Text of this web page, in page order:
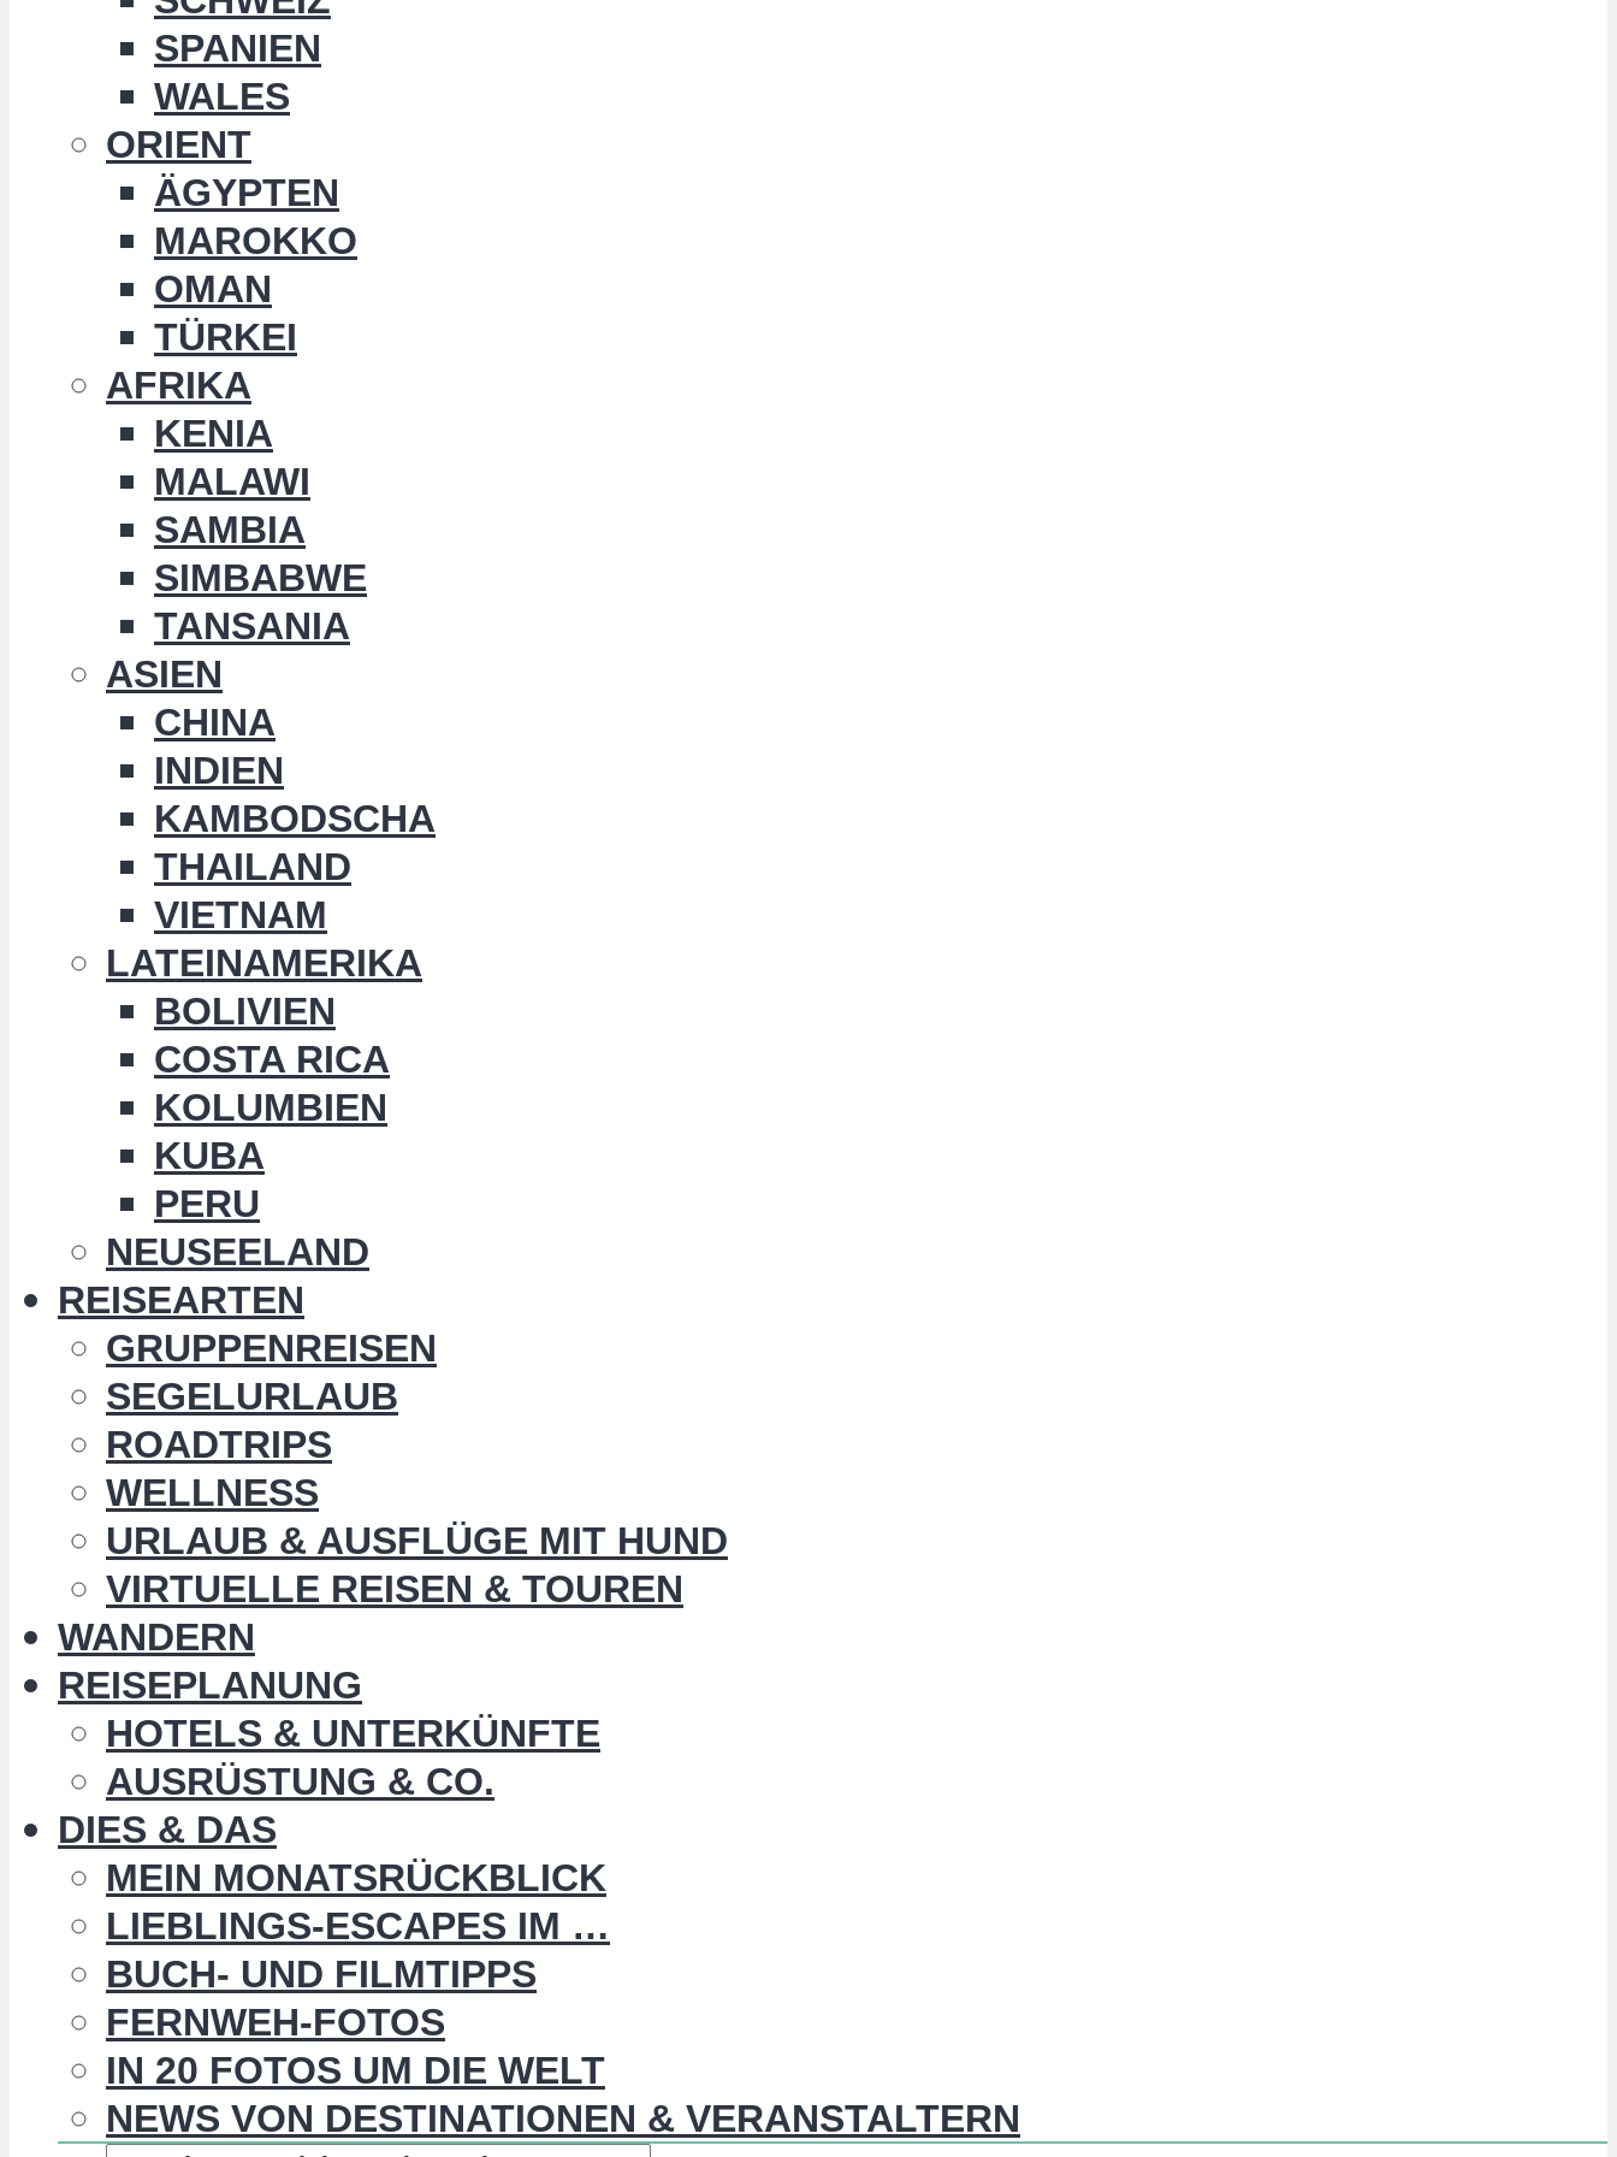
SPANIEN
WALES
ORIENT
ÄGYPTEN
MAROKKO
OMAN
TÜRKEI
AFRIKA
KENIA
MALAWI
SAMBIA
SIMBABWE
TANSANIA
ASIEN
CHINA
INDIEN
KAMBODSCHA
THAILAND
VIETNAM
LATEINAMERIKA
BOLIVIEN
COSTA RICA
KOLUMBIEN
KUBA
PERU
NEUSEELAND
REISEARTEN
GRUPPENREISEN
SEGELURLAUB
ROADTRIPS
WELLNESS
URLAUB & AUSFLÜGE MIT HUND
VIRTUELLE REISEN & TOUREN
WANDERN
REISEPLANUNG
HOTELS & UNTERKÜNFTE
AUSRÜSTUNG & CO.
DIES & DAS
MEIN MONATSRÜCKBLICK
LIEBLINGS-ESCAPES IM …
BUCH- UND FILMTIPPS
FERNWEH-FOTOS
IN 20 FOTOS UM DIE WELT
NEWS VON DESTINATIONEN & VERANSTALTERN